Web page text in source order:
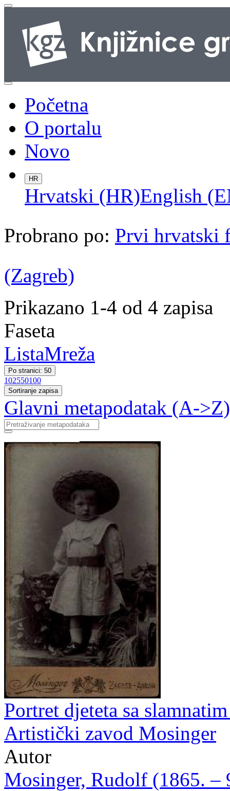
Početna
O portalu
Novo
HR
Hrvatski (HR)English
Probrano po: Prvi hrvatski
(Zagreb)
Prikazano 1-4 od 4 zapisa
Faseta
ListaMreža
Po stranici: 50
102550100
Sortiranje zapisa
Glavni metapodatak (A->Z)
Portret djeteta sa
Artistički zavod Mosinger
Autor
Mosinger, Rudolf (1865. –